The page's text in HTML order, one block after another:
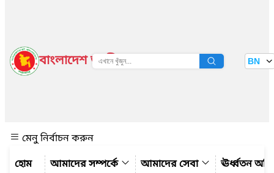
বাংলাদেশ জাতীয় তথ্য বাতায়ন BN
মেনু নির্বাচন করুন
আমাদের সম্পর্কে
আমাদের সেবা ঊর্ধ্বতন